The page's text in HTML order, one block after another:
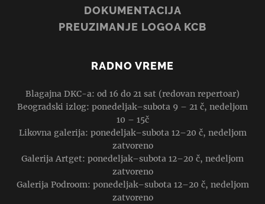
DOKUMENTACIJA
PREUZIMANJE LOGOA KCB
RADNO VREME
Blagajna DKC-a: od 16 do 21 sat (redovan repertoar)
Beogradski izlog: ponedeljak–subota 9 – 21 č, nedeljom
10 – 15č
Likovna galerija: ponedeljak–subota 12–20 č, nedeljom
zatvoreno
Galerija Artget: ponedeljak–subota 12–20 č, nedeljom
zatvoreno
Galerija Podroom: ponedeljak–subota 12–20 č, nedeljom
zatvoreno